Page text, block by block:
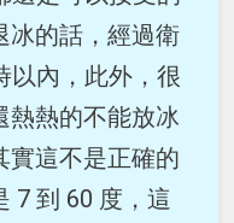
冰的話，經過衛
以內，此外，很
熱熱的不能放冰
實這不是正確的
7 到 60 度，這